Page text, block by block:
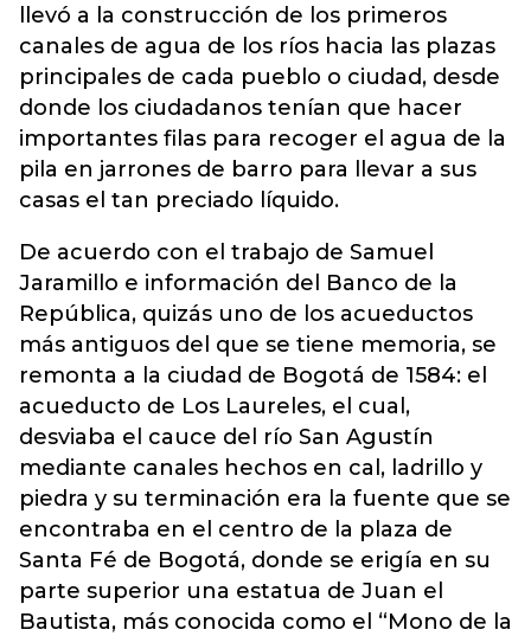
llevó a la construcción de los primeros
canales de agua de los ríos hacia las plazas
principales de cada pueblo o ciudad, desde
donde los ciudadanos tenían que hacer
importantes filas para recoger el agua de la
pila en jarrones de barro para llevar a sus
casas el tan preciado líquido.
De acuerdo con el trabajo de Samuel
Jaramillo e información del Banco de la
República, quizás uno de los acueductos
más antiguos del que se tiene memoria, se
remonta a la ciudad de Bogotá de 1584: el
acueducto de Los Laureles, el cual,
desviaba el cauce del río San Agustín
mediante canales hechos en cal, ladrillo y
piedra y su terminación era la fuente que se
encontraba en el centro de la plaza de
Santa Fé de Bogotá, donde se erigía en su
parte superior una estatua de Juan el
Bautista, más conocida como el “Mono de la